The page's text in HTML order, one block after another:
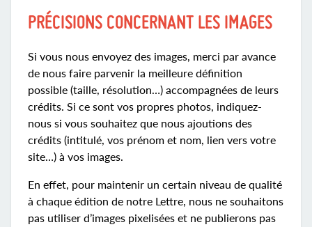
PRÉCISIONS CONCERNANT LES IMAGES
Si vous nous envoyez des images, merci par avance
de nous faire parvenir la meilleure définition
possible (taille, résolution…) accompagnées de leurs
crédits. Si ce sont vos propres photos, indiquez-
nous si vous souhaitez que nous ajoutions des
crédits (intitulé, vos prénom et nom, lien vers votre
site…) à vos images.
En effet, pour maintenir un certain niveau de qualité
à chaque édition de notre Lettre, nous ne souhaitons
pas utiliser d’images pixelisées et ne publierons pas